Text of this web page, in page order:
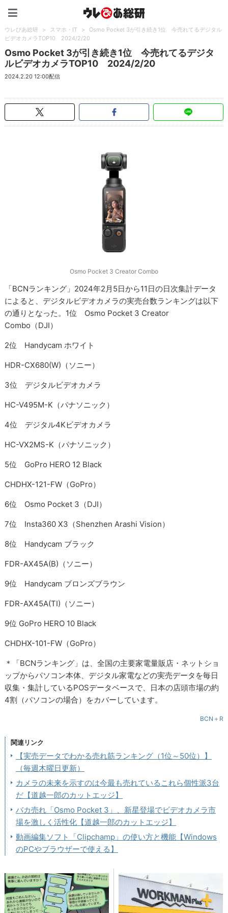
ウレぴあ総研 > スマホ・IT >
Osmo Pocket 3が引き続き1位 今売れてるデジタル
ビデオカメラTOP10 2024/2/20
Osmo Pocket 3が引き続き1位 今売れてるデジタ
ルビデオカメラTOP10 2024/2/20
2024.2.20 12:00配信
Osmo Pocket 3 Creator Combo
「BCNランキング」2024年2月5日から11日の日次集計データ
によると、デジタルビデオカメラの実売台数ランキングは以下
の通りとなった。1位 Osmo Pocket 3 Creator
Combo（DJI）
2位 Handycam ホワイト
HDR-CX680(W)（ソニー）
3位 デジタルビデオカメラ
HC-V495M-K（パナソニック）
4位 デジタル4Kビデオカメラ
HC-VX2MS-K（パナソニック）
5位 GoPro HERO 12 Black
CHDHX-121-FW（GoPro）
6位 Osmo Pocket 3（DJI）
7位 Insta360 X3（Shenzhen Arashi Vision）
8位 Handycam ブラック
FDR-AX45A(B)（ソニー）
9位 Handycam ブロンズブラウン
FDR-AX45A(TI)（ソニー）
9位 GoPro HERO 10 Black
CHDHX-101-FW（GoPro）
＊「BCNランキング」は、全国の主要家電量販店・ネットショ
ップからパソコン本体、デジタル家電などの実売データを毎日
収集・集計しているPOSデータベースで、日本の店頭市場の約
4割（パソコンの場合）をカバーしています。
BCN＋R
関連リンク
【実売データでわかる売れ筋ランキング（1位～50位）】
（毎週木曜日更新）
カメラの未来を示すのは今最も売れているこれら個性派3台
だ【道越一郎のカットエッジ】
バカ売れ「Osmo Pocket 3」、新星登場でビデオカメラ市
場を激しく活性化【道越一郎のカットエッジ】
動画編集ソフト「Clipchamp」の使い方と機能【Windows
のPCやブラウザーで使える】